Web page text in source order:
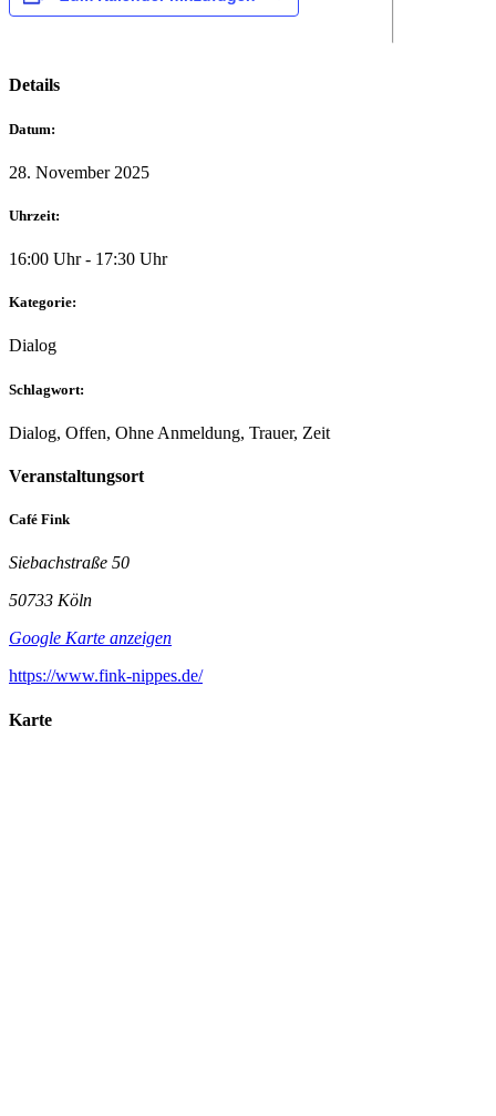
Details
Datum:
28. November 2025
Uhrzeit:
16:00 Uhr - 17:30 Uhr
Kategorie:
Dialog
Schlagwort:
Dialog, Offen, Ohne Anmeldung, Trauer, Zeit
Veranstaltungsort
Café Fink
Siebachstraße 50
50733 Köln
Google Karte anzeigen
https://www.fink-nippes.de/
Karte